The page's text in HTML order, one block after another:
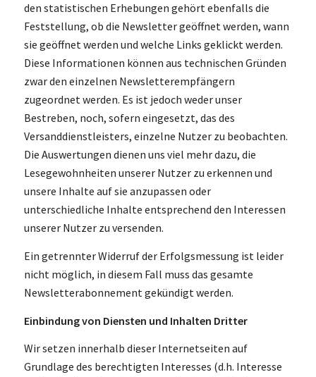
den statistischen Erhebungen gehört ebenfalls die
Feststellung, ob die Newsletter geöffnet werden, wann
sie geöffnet werden und welche Links geklickt werden.
Diese Informationen können aus technischen Gründen
zwar den einzelnen Newsletterempfängern
zugeordnet werden. Es ist jedoch weder unser
Bestreben, noch, sofern eingesetzt, das des
Versanddienstleisters, einzelne Nutzer zu beobachten.
Die Auswertungen dienen uns viel mehr dazu, die
Lesegewohnheiten unserer Nutzer zu erkennen und
unsere Inhalte auf sie anzupassen oder
unterschiedliche Inhalte entsprechend den Interessen
unserer Nutzer zu versenden.
Ein getrennter Widerruf der Erfolgsmessung ist leider
nicht möglich, in diesem Fall muss das gesamte
Newsletterabonnement gekündigt werden.
Einbindung von Diensten und Inhalten Dritter
Wir setzen innerhalb dieser Internetseiten auf
Grundlage des berechtigten Interesses (d.h. Interesse